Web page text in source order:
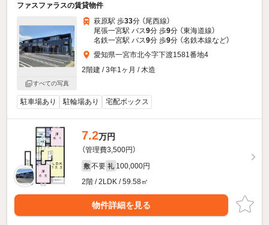
ファスファラスの賃貸物件
すべての写真
萩原駅 歩33分 （尾西線）
尾張一宮駅 バス9分 歩9分 （東海道線）
名鉄一宮駅 バス9分 歩9分 （名鉄本線など）
愛知県一宮市北今字下渡1581番地4
2階建 / 3年1ヶ月 / 木造
駐車場あり 駐輪場あり 宅配ボックス
7.2万円
（管理費3,500円）
敷 不要 礼 100,000円
2階 / 2LDK / 59.58㎡
物件詳細を見る